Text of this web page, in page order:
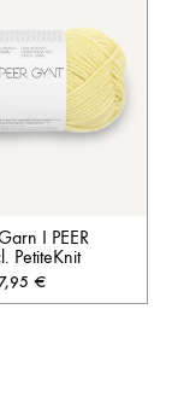
I PEER
PetiteKnit
€